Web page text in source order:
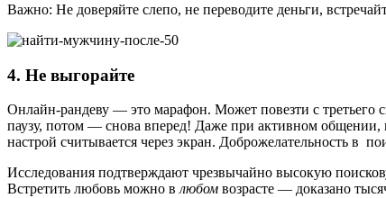
Важно: Не доверяйте слепо, не переводите деньги,
4. Не выгорайте
Онлайн-рандеву — это марафон. Может повезти с третьего
паузу, потом — снова вперед! Даже при активном общении,
настрой считывается через экран. Доброжелательность в
Исследования подтверждают чрезвычайно высокую
Встретить любовь можно в любом возрасте — доказано